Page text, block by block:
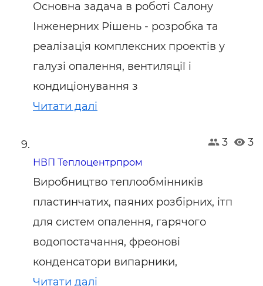
Основна задача в роботі Салону
Інженерних Рішень - розробка та
реалізація комплексних проектів у
галузі опалення, вентиляції і
кондиціонування з
Читати далі
3 3
НВП Теплоцентрпром
Виробництво теплообмінників
пластинчатих, паяних розбірних, ітп
для систем опалення, гарячого
водопостачання, фреонові
конденсатори випарники,
Читати далі